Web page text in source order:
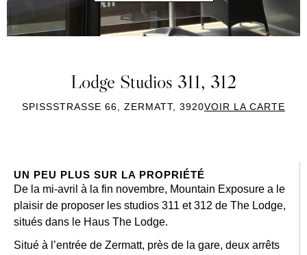
Lodge Studios 311, 312
SPISSSTRASSE 66, ZERMATT, 3920VOIR LA CARTE
UN PEU PLUS SUR LA PROPRIÉTÉ
De la mi-avril à la fin novembre, Mountain Exposure a le
plaisir de proposer les studios 311 et 312 de The Lodge,
situés dans le Haus The Lodge.
Situé à l’entrée de Zermatt, près de la gare, deux arrêts